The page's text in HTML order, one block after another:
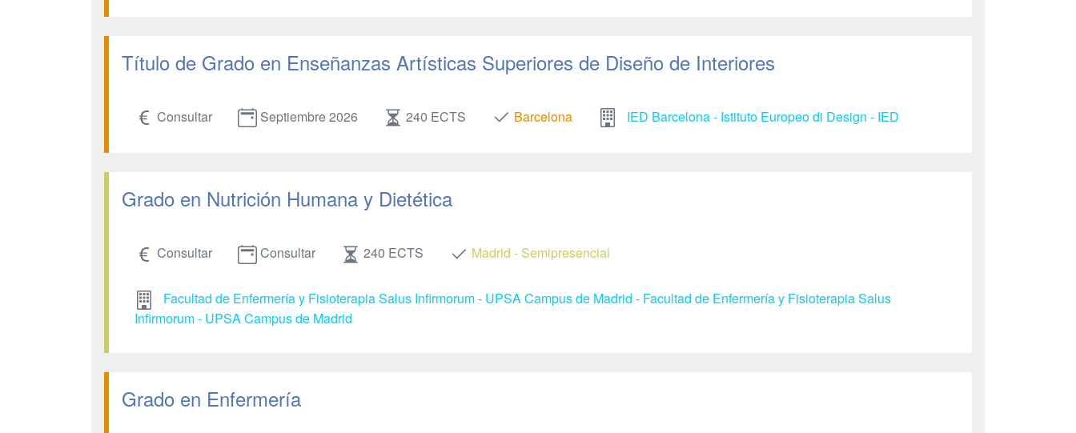
Título de Grado en Enseñanzas Artísticas Superiores de Diseño de Interiores
Consultar Septiembre 2026 240 ECTS Barcelona IED Barcelona - Istituto Europeo di Design - IED
Grado en Nutrición Humana y Dietética
Consultar Consultar 240 ECTS Madrid - Semipresencial
Facultad de Enfermería y Fisioterapia Salus Infirmorum - UPSA Campus de Madrid - Facultad de Enfermería y Fisioterapia Salus
Infirmorum - UPSA Campus de Madrid
Grado en Enfermería